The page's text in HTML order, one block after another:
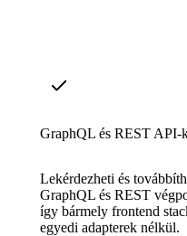
GraphQL és REST API-
Lekérdezheti és
GraphQL és REST
így bármely frontend
egyedi adapterek nélkül.